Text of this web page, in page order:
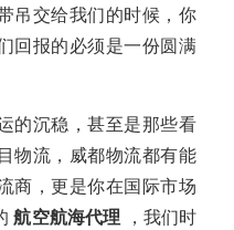
吊交给我们的时候，你
回报的必须是一份圆满
的沉稳，甚至是那些看
物流，威都物流都有能
商，更是你在国际市场
航空航海代理 ，我们时